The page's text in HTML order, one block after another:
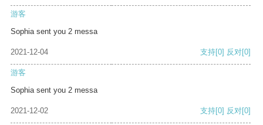
游客
Sophia sent you 2 messa
2021-12-04 支持[0] 反对[0]
游客
Sophia sent you 2 messa
2021-12-02 支持[0] 反对[0]